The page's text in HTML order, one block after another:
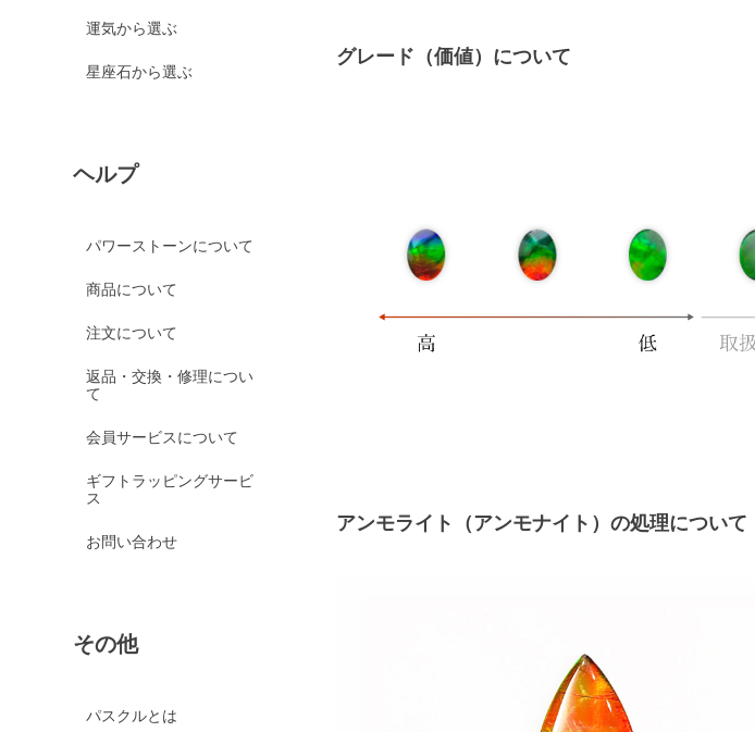
運気から選ぶ
星座石から選ぶ
ヘルプ
パワーストーンについて
商品について
注文について
返品・交換・修理につい
て
会員サービスについて
ギフトラッピングサービ
ス
お問い合わせ
その他
パスクルとは
グレード（価値）について
アンモライト（アンモナイト）の処理について